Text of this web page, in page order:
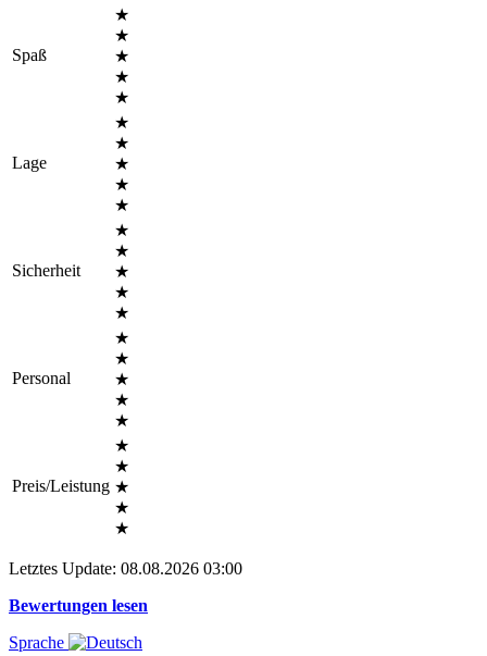
Spaß
★
★
★
★
★
Lage
★
★
★
★
★
Sicherheit
★
★
★
★
★
Personal
★
★
★
★
★
Preis/Leistung
★
★
★
★
★
Letztes Update: 08.08.2026 03:00
Bewertungen lesen
Sprache